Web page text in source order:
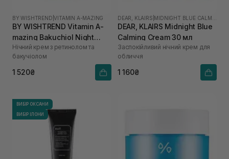
BY WISHTREND |VITAMIN A-MAZING
BY WISHTREND Vitamin A-
mazing Bakuchiol Night
Cream 30 мл
Нічний крем з ретинолом та
бакучіолом
1 520₴
DEAR, KLAIRS
DEAR, KLAIRS Midnight Blue
Calming Cream 30 мл
Заспокійливий нічний крем для
обличчя
1 160₴
ВИБІР ОКСАНИ
ВИБІР ІЛОНИ